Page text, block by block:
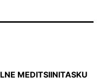
MEDITSIINITASKU